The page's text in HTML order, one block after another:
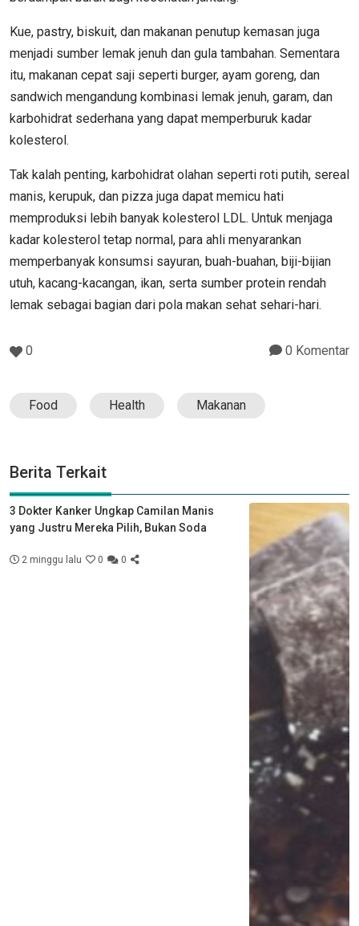
Kue, pastry, biskuit, dan makanan penutup kemasan juga
menjadi sumber lemak jenuh dan gula tambahan. Sementara
itu, makanan cepat saji seperti burger, ayam goreng, dan
sandwich mengandung kombinasi lemak jenuh, garam, dan
karbohidrat sederhana yang dapat memperburuk kadar
kolesterol.
Tak kalah penting, karbohidrat olahan seperti roti putih, sereal
manis, kerupuk, dan pizza juga dapat memicu hati
memproduksi lebih banyak kolesterol LDL. Untuk menjaga
kadar kolesterol tetap normal, para ahli menyarankan
memperbanyak konsumsi sayuran, buah-buahan, biji-bijian
utuh, kacang-kacangan, ikan, serta sumber protein rendah
lemak sebagai bagian dari pola makan sehat sehari-hari.
0 0 Komentar
Food Health Makanan
Berita Terkait
3 Dokter Kanker Ungkap Camilan Manis
yang Justru Mereka Pilih, Bukan Soda
2 minggu lalu 0 0